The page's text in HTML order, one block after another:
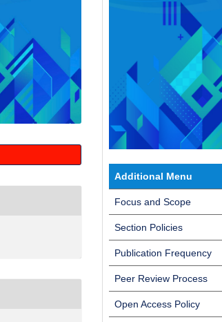
Additional Menu
Focus and Scope
Section Policies
Publication Frequency
Peer Review Process
Open Access Policy